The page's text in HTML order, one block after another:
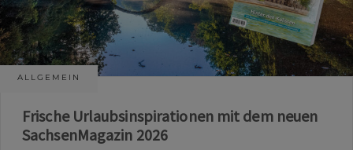
ALLGEMEIN
Frische Urlaubsinspirationen mit dem neuen
SachsenMagazin 2026